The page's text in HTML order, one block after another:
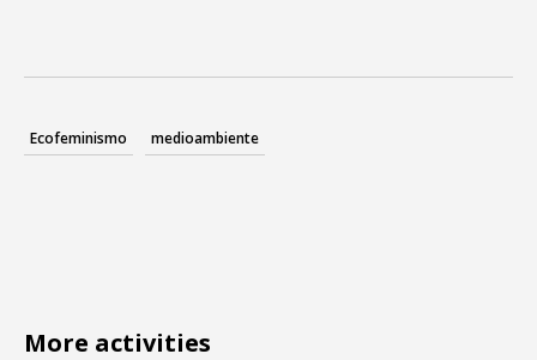
Ecofeminismo medioambiente
More activities